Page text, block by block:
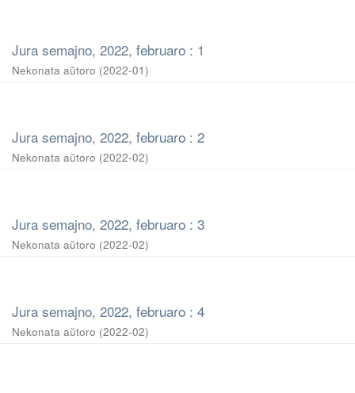
Jura semajno, 2022, februaro : 1
Nekonata aŭtoro (2022-01)
Jura semajno, 2022, februaro : 2
Nekonata aŭtoro (2022-02)
Jura semajno, 2022, februaro : 3
Nekonata aŭtoro (2022-02)
Jura semajno, 2022, februaro : 4
Nekonata aŭtoro (2022-02)